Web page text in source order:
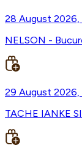
28 August 2026,
NELSON -
29 August 2026,
TACHE IANKE